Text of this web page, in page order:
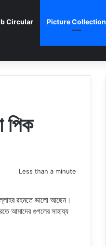
Circular Picture Collection
Less than a minute
রহমতে ভালো আছেন।
আমাদের গুগলের সাহায্য